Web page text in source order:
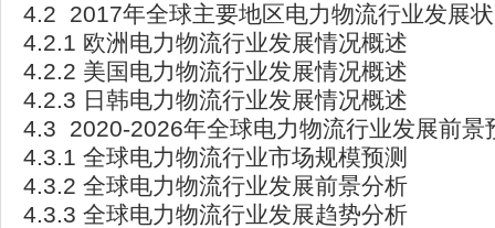
4.2 2017年全球主要地区电力物流行业发展
4.2.1 欧洲电力物流行业发展情况概述
4.2.2 美国电力物流行业发展情况概述
4.2.3 日韩电力物流行业发展情况概述
4.3 2020-2026年全球电力物流行业发展前景
4.3.1 全球电力物流行业市场规模预测
4.3.2 全球电力物流行业发展前景分析
4.3.3 全球电力物流行业发展趋势分析